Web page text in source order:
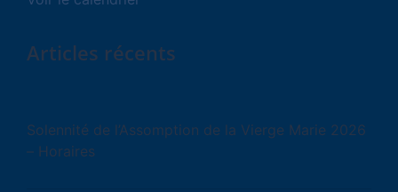
Articles récents
Solennité de l’Assomption de la Vierge Marie 2026
– Horaires